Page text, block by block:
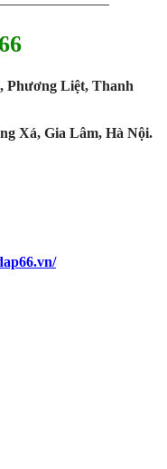
Phương Liệt, Thanh
Xá, Gia Lâm, Hà Nội.